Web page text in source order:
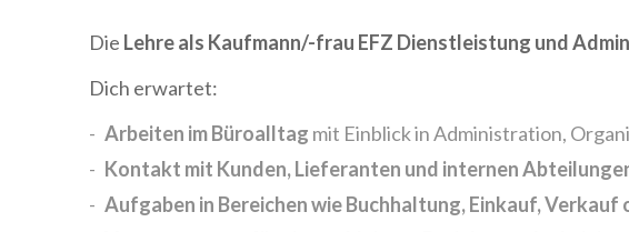
Die Lehre als Kaufmann/-frau EFZ Dienstleistung und
Dich erwartet:
Arbeiten im Büroalltag mit Einblick in Administration,
Kontakt mit Kunden, Lieferanten und internen
Aufgaben in Bereichen wie Buchhaltung, Einkauf, Verkauf